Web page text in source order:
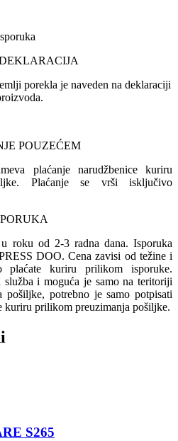
porekla je naveden na deklaraciji
POUZEĆEM
plaćanje narudžbenice kuriru
Plaćanje se vrši isključivo
roku od 2-3 radna dana. Isporuka
DOO. Cena zavisi od težine i
plaćate kuriru prilikom isporuke.
i moguća je samo na teritoriji
potrebno je samo potpisati
kuriru prilikom preuzimanja pošiljke.
S265